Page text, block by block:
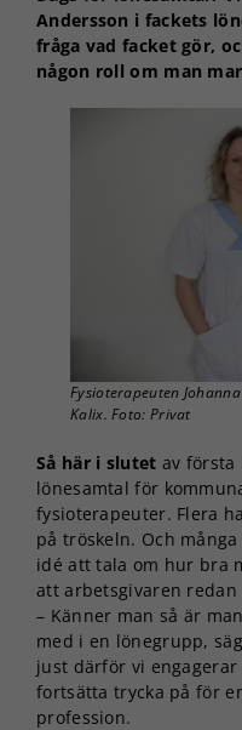
Andersson i fackets
fråga vad facket gör,
någon roll om man
Fysioterapeuten
Kalix. Foto: Privat
Så här i slutet av
lönesamtal för
fysioterapeuter. Flera
på tröskeln. Och
idé att tala om hur bra
att arbetsgivaren redan
– Känner man så är
med i en lönegrupp,
just därför vi
fortsätta trycka på för
profession.